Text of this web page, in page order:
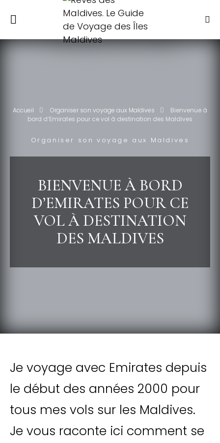
Accueil Organiser son voyage aux Maldives
Bienvenue à
bord d’Emirates pour ce vol à destination des Maldives
Organiser son voyage aux Maldives
BIENVENUE À BORD
D’EMIRATES POUR CE
VOL À DESTINATION
DES MALDIVES
Je voyage avec Emirates depuis
le début des années 2000 pour
tous mes vols sur les Maldives.
Je vous raconte ici comment se